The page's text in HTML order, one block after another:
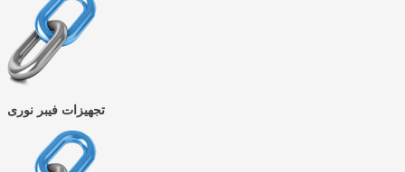
تجهیزات فیبر نوری